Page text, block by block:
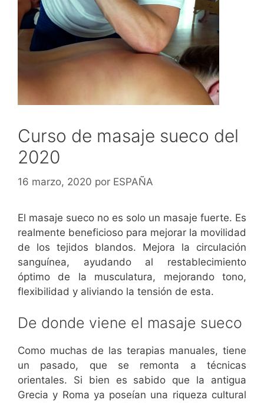
Curso de masaje sueco del
2020
16 marzo, 2020 por ESPAÑA
El masaje sueco no es solo un masaje fuerte. Es
realmente beneficioso para mejorar la movilidad
de los tejidos blandos. Mejora la circulación
sanguínea, ayudando al restablecimiento
óptimo de la musculatura, mejorando tono,
flexibilidad y aliviando la tensión de esta.
De donde viene el masaje sueco
Como muchas de las terapias manuales, tiene
un pasado, que se remonta a técnicas
orientales. Si bien es sabido que la antigua
Grecia y Roma ya poseían una riqueza cultural